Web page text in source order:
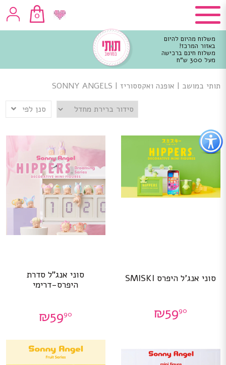
כפתור
לפתיחת
תפריט
נגישות
0
משלוח מהיום להיום
באזור המרכז!
משלוח חינם ברכישה
מעל 300 ש"ח
מרכזי
תותי במושב | אופנה ואקססוריז |
SONNY ANGELS
סנן לפי
סוני אנג’ל היפרס SMISKI
₪5990
סוני אנג”ל סדרת
היפרס-דרימי
₪5990